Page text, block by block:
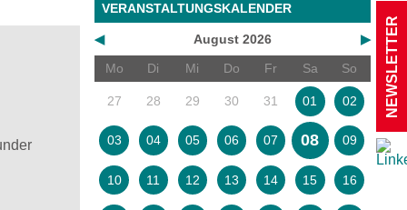
VERANSTALTUNGSKALENDER
◀ ▶
August 2026
Mo
Di Mi Do Fr Sa So
27 28 29 30 31 01 02
03 04 05 06 07 08 09
10 11 12 13 14 15 16
NEWSLETTER